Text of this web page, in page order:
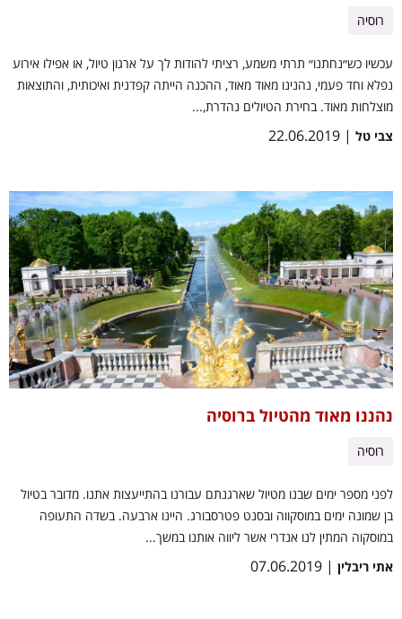
רוסיה
עכשיו כש״נחתנו״ תרתי משמע, רציתי להודות לך על ארגון טיול, או אפילו אירוע
נפלא וחד פעמי, נהנינו מאוד מאוד, ההכנה הייתה קפדנית ואיכותית, והתוצאות
מוצלחות מאוד. בחירת הטיולים נהדרת,...
צבי טל | 22.06.2019
נהננו מאוד מהטיול ברוסיה
רוסיה
לפני מספר ימים שבנו מטיול שארגנתם עבורנו בהתייעצות אתנו. מדובר בטיול
בן שמונה ימים במוסקווה ובסנט פטרסבורג. היינו ארבעה. בשדה התעופה
במוסקוה המתין לנו אנדרי אשר ליווה אותנו במשך...
אתי ריבלין | 07.06.2019